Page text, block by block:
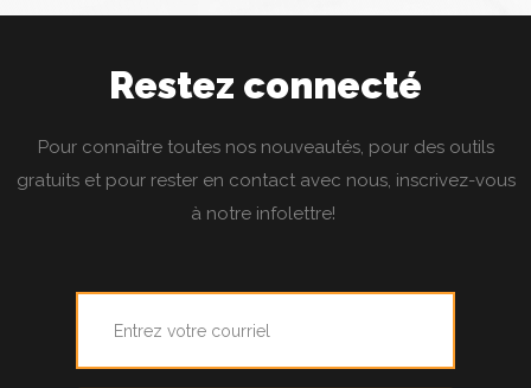
Restez connecté
Pour connaître toutes nos nouveautés, pour des outils
gratuits et pour rester en contact avec nous, inscrivez-vous
à notre infolettre!